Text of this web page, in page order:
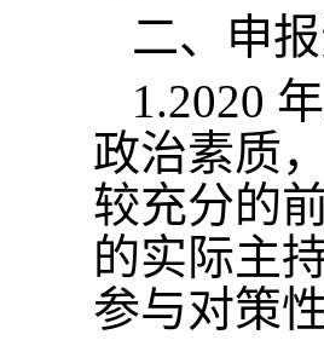
二、申
1.2020
政治素质
较充分的
的实际主
参与对策